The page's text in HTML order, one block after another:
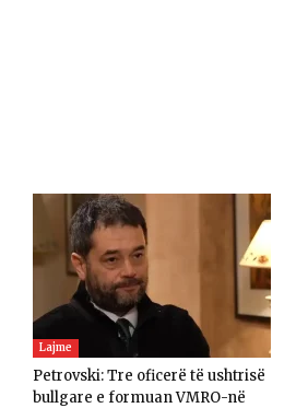
Lajme
Petrovski: Tre oficerë të ushtrisë
bullgare e formuan VMRO-në